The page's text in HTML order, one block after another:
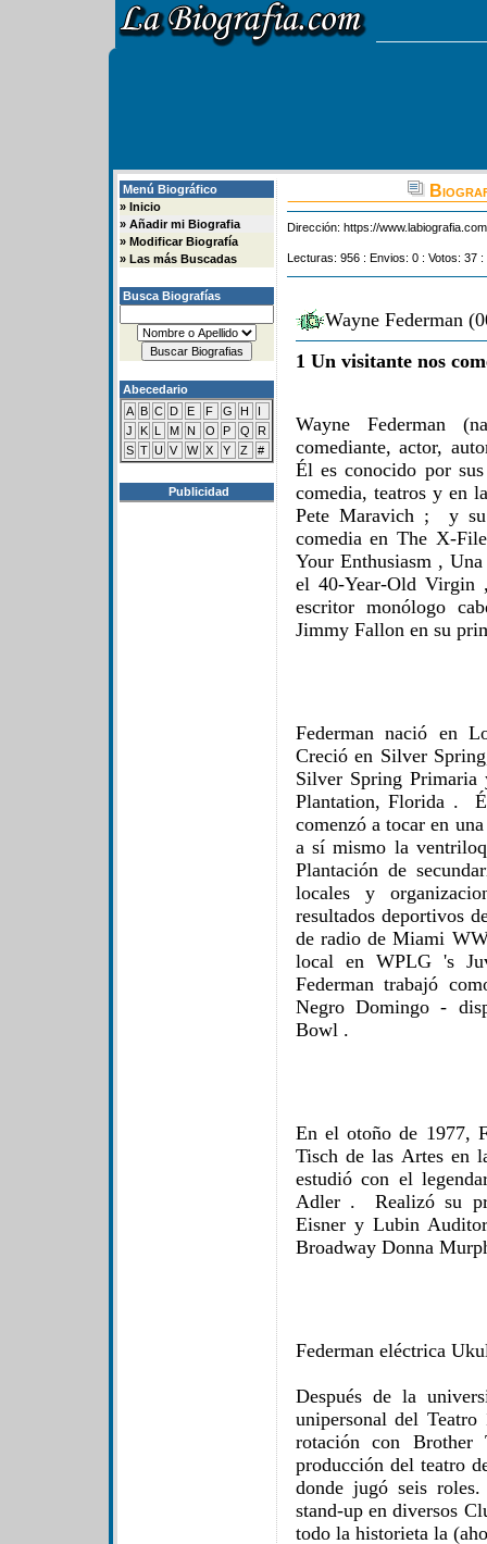
Menú Biográfico
» Inicio
» Añadir mi Biografia
» Modificar Biografía
» Las más Buscadas
Busca Biografías
Abecedario
A B C D E F G H
I
J
K L M N O P Q
R
S T U V W X Y Z #
Publicidad
Dirección: https://
Lecturas: 956 : Envios: 0 : Votos: 37
Wayne Federman
1 Un visitante nos
Wayne Federman
comediante, actor,
Él es conocido por
comedia, teatros y en
Pete Maravich ; y su
comedia en The X-
Your Enthusiasm ,
el 40-Year-Old
escritor monólogo
Jimmy Fallon en su
Federman nació en
Creció en Silver
Silver Spring Primaria
Plantation, Florida .
comenzó a tocar en
a sí mismo la
Plantación de
locales y
resultados deportivos
de radio de Miami
local en WPLG 's
Federman trabajó
Negro Domingo -
Bowl .
En el otoño de 1977,
Tisch de las Artes en
estudió con el
Adler . Realizó su
Eisner y Lubin
Broadway Donna
Federman eléctrica
Después de la
unipersonal del
rotación con
producción del teatro
donde jugó seis
stand-up en diversos
todo la historieta la